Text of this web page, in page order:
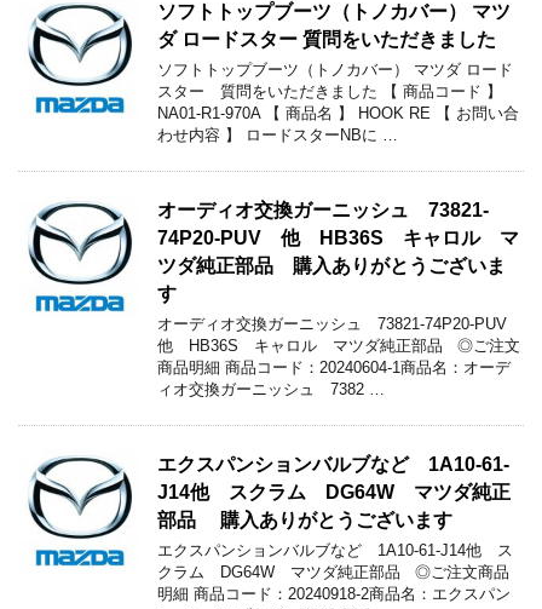
ソフトトップブーツ（トノカバー） マツ
ダ ロードスター 質問をいただきました
ソフトトップブーツ（トノカバー） マツダ ロード
スター 質問をいただきました 【 商品コード 】
NA01-R1-970A 【 商品名 】 HOOK RE 【 お問い合
わせ内容 】 ロードスターNBに …
オーディオ交換ガーニッシュ 73821-
74P20-PUV 他 HB36S キャロル マ
ツダ純正部品 購入ありがとうございま
す
オーディオ交換ガーニッシュ 73821-74P20-PUV
他 HB36S キャロル マツダ純正部品 ◎ご注文
商品明細 商品コード：20240604-1商品名：オーデ
ィオ交換ガーニッシュ 7382 …
エクスパンションバルブなど 1A10-61-
J14他 スクラム DG64W マツダ純正
部品 購入ありがとうございます
エクスパンションバルブなど 1A10-61-J14他 ス
クラム DG64W マツダ純正部品 ◎ご注文商品
明細 商品コード：20240918-2商品名：エクスパン